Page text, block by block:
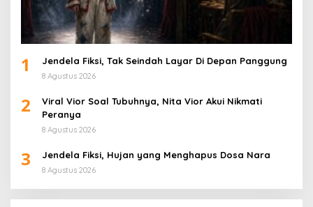
1 Jendela Fiksi, Tak Seindah Layar Di Depan Panggung
8 Agustus 2026
2
Viral Vior Soal Tubuhnya, Nita Vior Akui Nikmati
Peranya
8 Agustus 2026
3 Jendela Fiksi, Hujan yang Menghapus Dosa Nara
8 Agustus 2026